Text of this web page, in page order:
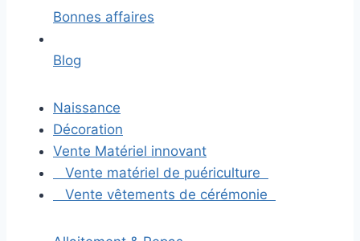
Bonnes affaires
Blog
Naissance
Décoration
Vente Matériel innovant
Vente matériel de puériculture
Vente vêtements de cérémonie